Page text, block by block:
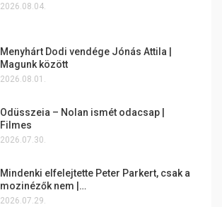
2026.08.04.
Menyhárt Dodi vendége Jónás Attila |
Magunk között
2026.08.01.
Odüsszeia – Nolan ismét odacsap |
Filmes
2026.07.30.
Mindenki elfelejtette Peter Parkert, csak a
mozinézők nem |…
2026.07.29.